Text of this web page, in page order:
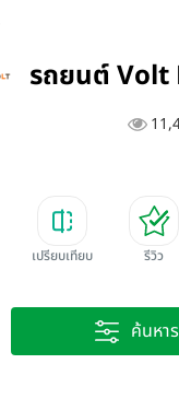
รถยนต์ Volt
เปรียบเทียบ รีวิว
ค้นหา